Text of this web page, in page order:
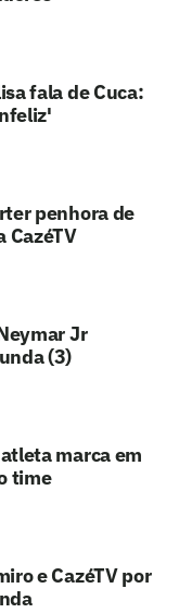
fala de Cuca:
penhora de
CazéTV
Jr
(3)
marca em
time
e CazéTV por